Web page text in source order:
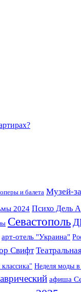
и балета Музей-
2024 Психо Дель
Севастополь
арт-отель "Украина"
Свифт
Неделя моды
афиша